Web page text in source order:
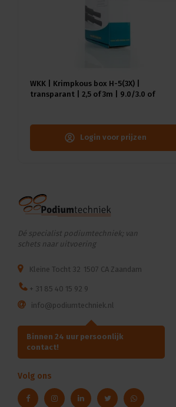
WKK | Krimpkous box H-5(3X) |
transparant | 2,5 of 3m | 9.0/3.0 of
Login voor prijzen
Dé specialist podiumtechniek; van
schets naar uitvoering
Kleine Tocht 32 1507 CA Zaandam
+ 31 85 40 15 92 9
info@podiumtechniek.nl
Binnen 24 uur persoonlijk
contact!
Volg ons